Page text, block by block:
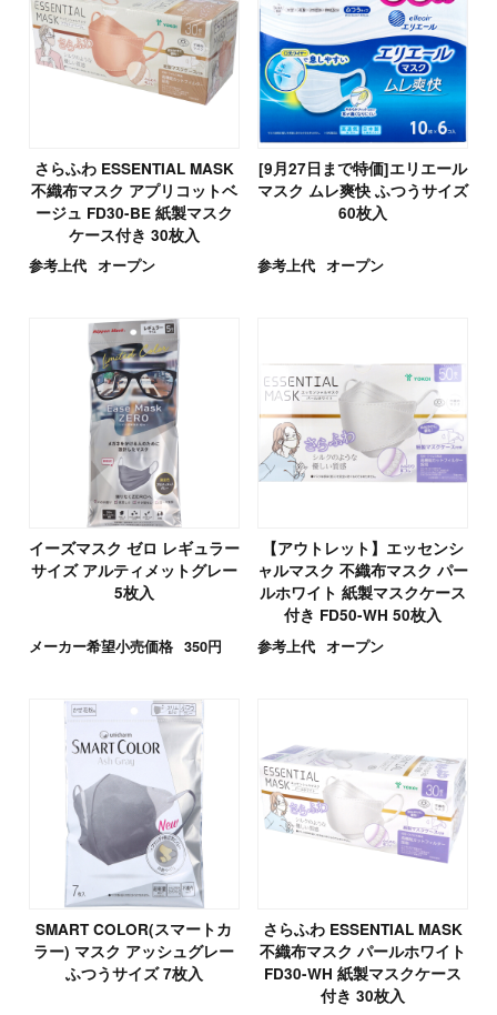
さらふわ ESSENTIAL MASK
不織布マスク アプリコットベ
ージュ FD30-BE 紙製マスク
ケース付き 30枚入
参考上代 オープン
[9月27日まで特価]エリエール
マスク ムレ爽快 ふつうサイズ
60枚入
参考上代 オープン
イーズマスク ゼロ レギュラー
サイズ アルティメットグレー
5枚入
メーカー希望小売価格 350円
【アウトレット】エッセンシ
ャルマスク 不織布マスク パー
ルホワイト 紙製マスクケース
付き FD50-WH 50枚入
参考上代 オープン
SMART COLOR(スマートカ
ラー) マスク アッシュグレー
ふつうサイズ 7枚入
さらふわ ESSENTIAL MASK
不織布マスク パールホワイト
FD30-WH 紙製マスクケース
付き 30枚入